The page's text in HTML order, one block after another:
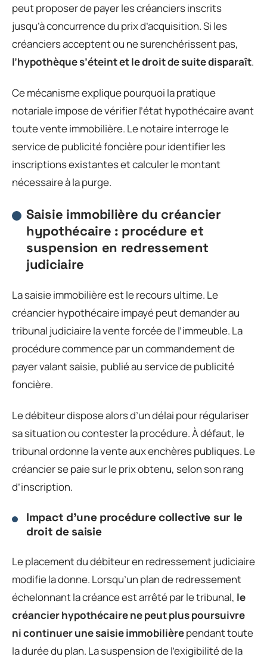
peut proposer de payer les créanciers inscrits
jusqu’à concurrence du prix d’acquisition. Si les
créanciers acceptent ou ne surenchérissent pas,
l’hypothèque s’éteint et le droit de suite disparaît.
Ce mécanisme explique pourquoi la pratique
notariale impose de vérifier l’état hypothécaire avant
toute vente immobilière. Le notaire interroge le
service de publicité foncière pour identifier les
inscriptions existantes et calculer le montant
nécessaire à la purge.
Saisie immobilière du créancier
hypothécaire : procédure et
suspension en redressement
judiciaire
La saisie immobilière est le recours ultime. Le
créancier hypothécaire impayé peut demander au
tribunal judiciaire la vente forcée de l’immeuble. La
procédure commence par un commandement de
payer valant saisie, publié au service de publicité
foncière.
Le débiteur dispose alors d’un délai pour régulariser
sa situation ou contester la procédure. À défaut, le
tribunal ordonne la vente aux enchères publiques. Le
créancier se paie sur le prix obtenu, selon son rang
d’inscription.
Impact d’une procédure collective sur le
droit de saisie
Le placement du débiteur en redressement judiciaire
modifie la donne. Lorsqu’un plan de redressement
échelonnant la créance est arrêté par le tribunal, le
créancier hypothécaire ne peut plus poursuivre
ni continuer une saisie immobilièrependant toute
la durée du plan. La suspension de l’exigibilité de la